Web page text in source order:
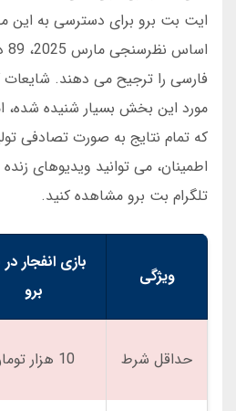
ایت بت برو برای دسترسی به این
فارسی را ترجیح می دهند. شایعات
مورد این بخش بسیار شنیده شده،
که تمام نتایج به صورت تصادفی
اطمینان، می توانید ویدیوهای زنده
تلگرام بت برو مشاهده کنید.
ویژگی
بازی انفجار
برو
حداقل شرط 10 هزار تومان